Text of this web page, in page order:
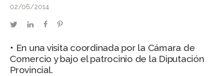
02/06/2014
twitterlinkedinfacebookpinterest
• En una visita coordinada por la Cámara de
Comercio y bajo el patrocinio de la Diputación
Provincial.